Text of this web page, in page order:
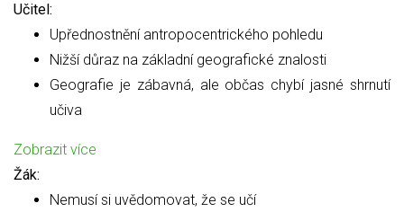
Učitel:
Upřednostnění antropocentrického pohledu
Nižší důraz na základní geografické znalosti
Geografie je zábavná, ale občas chybí jasné shrnutí
učiva
Zobrazit více
Žák:
Nemusí si uvědomovat, že se učí